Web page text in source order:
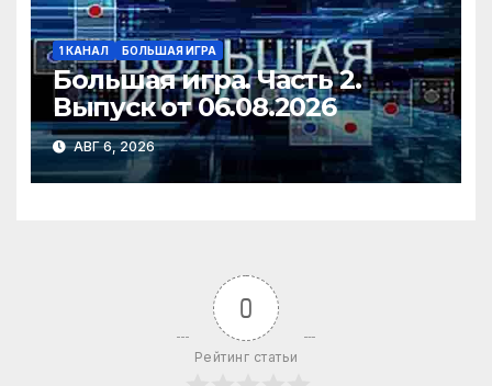
1 КАНАЛ БОЛЬШАЯ ИГРА
Большая игра. Часть 2.
Выпуск от 06.08.2026
АВГ 6, 2026
0
Рейтинг статьи